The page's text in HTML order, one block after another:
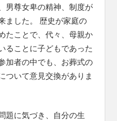
男尊女卑の精神、制度が
ました。 歴史が家庭の
たことで、代々、母親か
ることに子どもであった
加者の中でも、お葬式の
ついて意見交換がありま
題に気づき、自分の生